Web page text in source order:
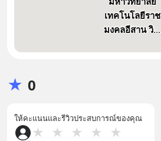
เทคโนโลยีราช
มงคลอีสาน วิ...
★ 0
ให้คะแนนและรีวิวประสบการณ์ของคุณ
★ ★ ★ ★ ★